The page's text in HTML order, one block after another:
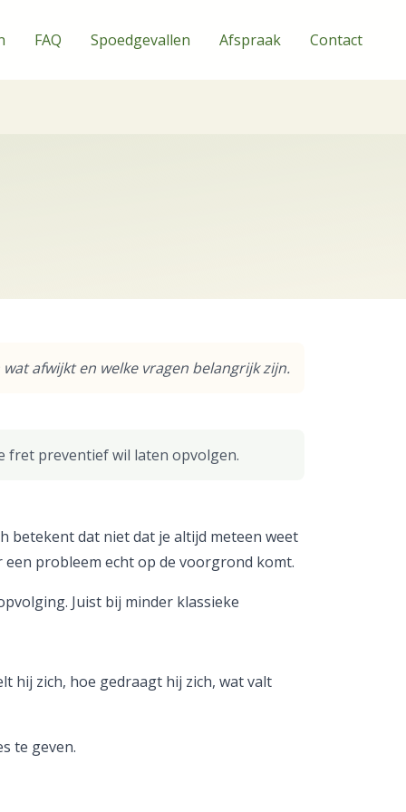
FAQ Spoedgevallen Afspraak Contact
afwijkt en welke vragen belangrijk zijn.
fret preventief wil laten opvolgen.
betekent dat niet dat je altijd meteen weet
probleem echt op de voorgrond komt.
Juist bij minder klassieke
hij zich, hoe gedraagt hij zich, wat valt
te geven.